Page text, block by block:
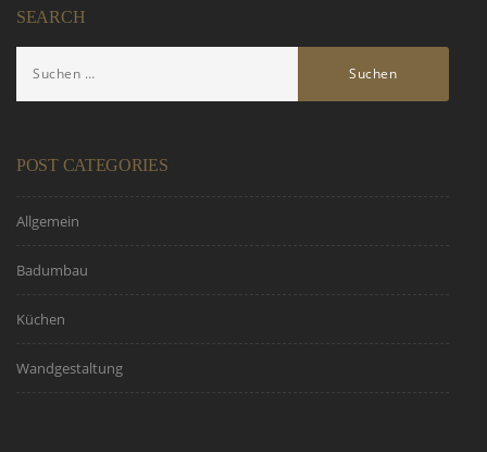
SEARCH
POST CATEGORIES
Allgemein
Badumbau
Küchen
Wandgestaltung